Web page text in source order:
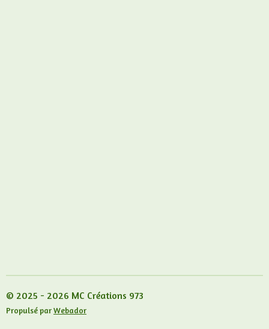
© 2025 - 2026 MC Créations 973
Propulsé parWebador